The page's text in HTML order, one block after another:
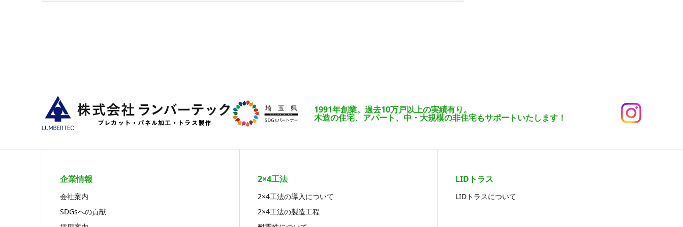
1991年創業。過去10万戸以上の実績有り。
木造の住宅、アパート、中・大規模の非住宅もサポートいたします！
企業情報
会社案内
SDGsへの貢献
2×4工法
2×4工法の導入について
2×4工法の製造工程
LIDトラス
LIDトラスについて